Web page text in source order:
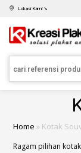
Lokasi Kami ↘
Home » Kotak
Ragam pilihan